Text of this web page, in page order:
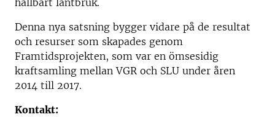
hållbart lantbruk.
Denna nya satsning bygger vidare på de resultat
och resurser som skapades genom
Framtidsprojekten, som var en ömsesidig
kraftsamling mellan VGR och SLU under åren
2014 till 2017.
Kontakt: